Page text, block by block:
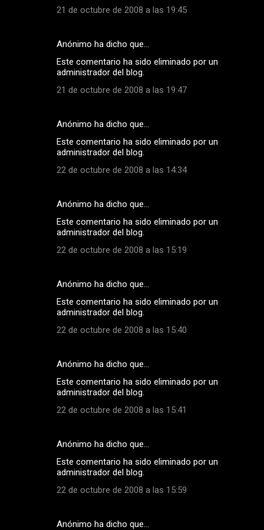
21 de octubre de 2008 a las 19:45
Anónimo ha dicho que…
Este comentario ha sido eliminado por un
administrador del blog.
21 de octubre de 2008 a las 19:47
Anónimo ha dicho que…
Este comentario ha sido eliminado por un
administrador del blog.
22 de octubre de 2008 a las 14:34
Anónimo ha dicho que…
Este comentario ha sido eliminado por un
administrador del blog.
22 de octubre de 2008 a las 15:19
Anónimo ha dicho que…
Este comentario ha sido eliminado por un
administrador del blog.
22 de octubre de 2008 a las 15:40
Anónimo ha dicho que…
Este comentario ha sido eliminado por un
administrador del blog.
22 de octubre de 2008 a las 15:41
Anónimo ha dicho que…
Este comentario ha sido eliminado por un
administrador del blog.
22 de octubre de 2008 a las 15:59
Anónimo ha dicho que…